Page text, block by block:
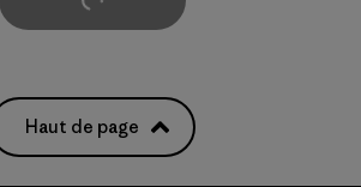
Haut de page